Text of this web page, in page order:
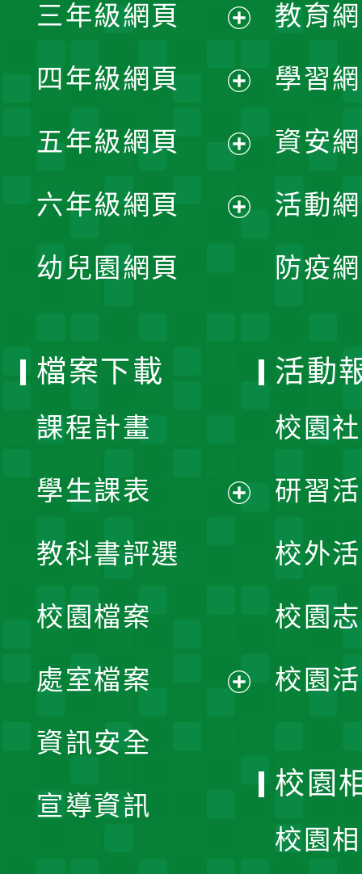
選
單
開
選
單
三年級網頁
開
選
單
四年級網頁
開
選
五年級網頁
開
六年級網頁
幼兒園網頁
教育
學習
資安
活動
防疫
檔案下載
課程計畫
學生課表
單
教科書評選
校園檔案
處室檔案
資訊安全
宣導資訊
活動
校園
研習
校外
校園
校園
校園
校園